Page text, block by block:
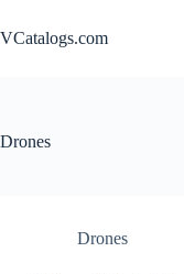
to
content
VCatalogs.com
Drones
Drones